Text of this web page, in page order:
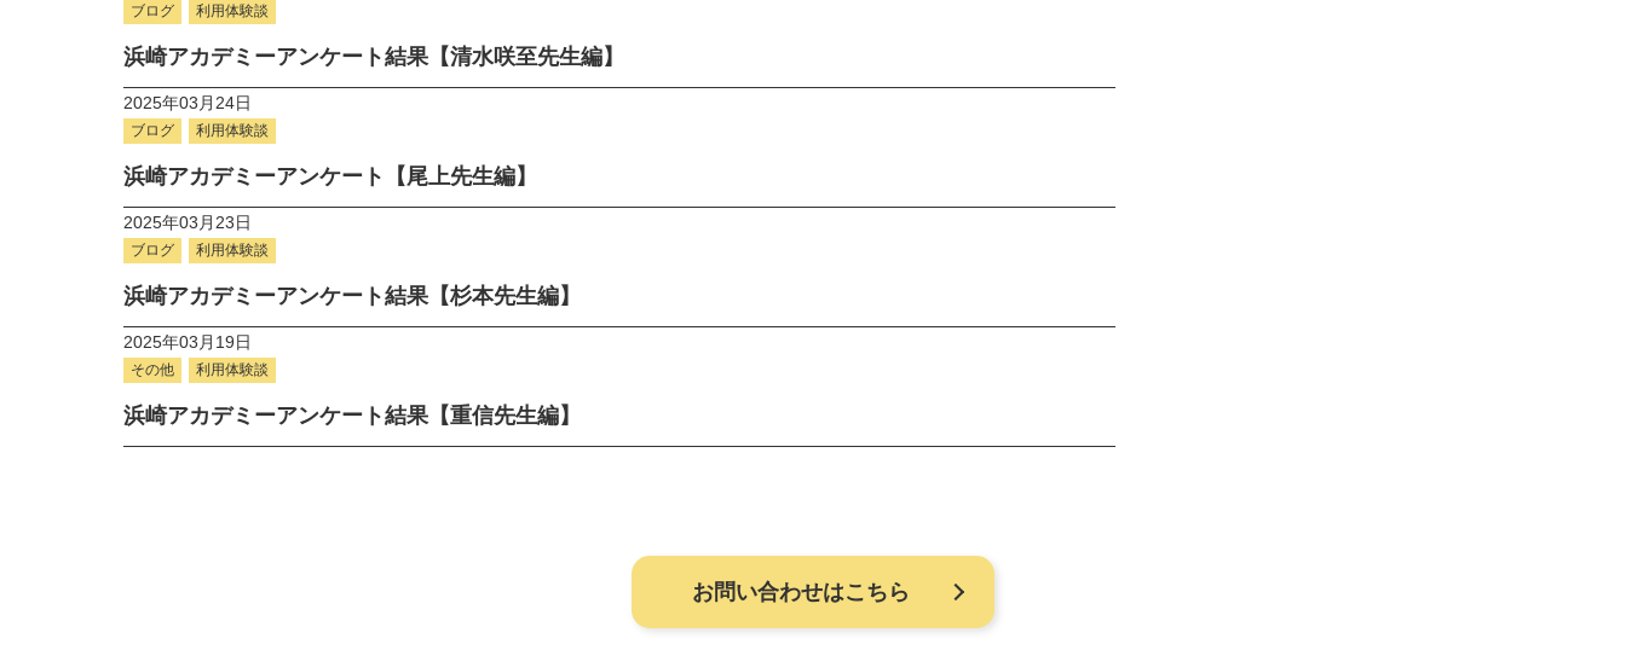
ブログ 利用体験談
浜崎アカデミーアンケート結果【清水咲至先生編】
2025年03月24日
ブログ 利用体験談
浜崎アカデミーアンケート【尾上先生編】
2025年03月23日
ブログ 利用体験談
浜崎アカデミーアンケート結果【杉本先生編】
2025年03月19日
その他 利用体験談
浜崎アカデミーアンケート結果【重信先生編】
お問い合わせはこちら